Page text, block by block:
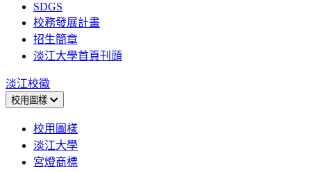
SDGS
校務發展計畫
招生簡章
淡江大學首頁刊頭
淡江校徽
校用圖樣
校用圖樣
淡江大學
宮燈商標